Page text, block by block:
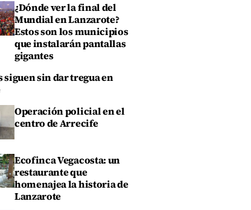
¿Dónde ver la final del
Mundial en Lanzarote?
Estos son los municipios
que instalarán pantallas
gigantes
siguen sin dar tregua en
Operación policial en el
centro de Arrecife
Ecofinca Vegacosta: un
restaurante que
homenajea la historia de
Lanzarote